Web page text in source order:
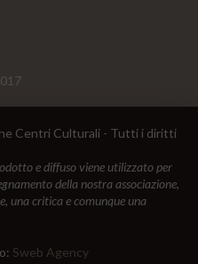
Centri Culturali - Tutti i diritti
e diffuso viene utilizzato per
della nostra associazione,
una critica e comunque una
Sweb Agency